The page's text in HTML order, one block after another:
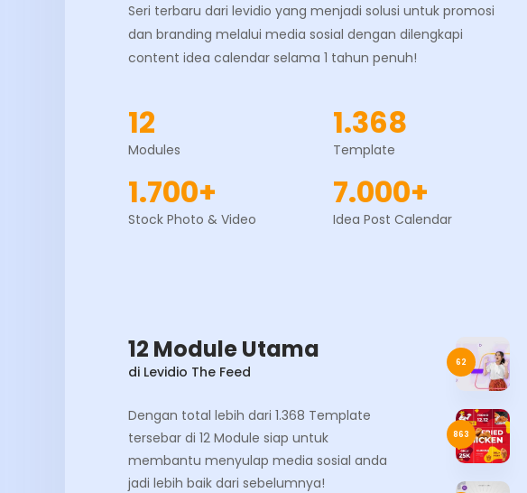
Seri terbaru dari levidio yang menjadi solusi untuk promosi
dan branding melalui media sosial dengan dilengkapi
content idea calendar selama 1 tahun penuh!
12
Modules
1.368
Template
1.700+
Stock Photo & Video
7.000+
Idea Post Calendar
12 Module Utama
di Levidio The Feed
Dengan total lebih dari 1.368 Template
tersebar di 12 Module siap untuk
membantu menyulap media sosial anda
jadi lebih baik dari sebelumnya!
62
863